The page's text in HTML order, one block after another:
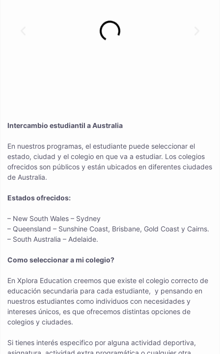
Intercambio estudiantil a Australia
En nuestros programas, el estudiante puede seleccionar el
estado, ciudad y el colegio en que va a estudiar. Los colegios
ofrecidos son públicos y están ubicados en diferentes ciudades
de Australia.
Estados ofrecidos:
– New South Wales – Sydney
– Queensland – Sunshine Coast, Brisbane, Gold Coast y Cairns.
– South Australia – Adelaide.
Como seleccionar a mi colegio?
En Xplora Education creemos que existe el colegio correcto de
educación secundaria para cada estudiante, y pensando en
nuestros estudiantes como individuos con necesidades y
intereses únicos, es que ofrecemos distintas opciones de
colegios y ciudades.
Si tienes interés especifico por alguna actividad deportiva,